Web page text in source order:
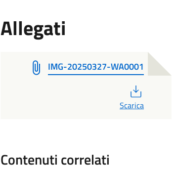
Allegati
IMG-20250327-WA0001
Scarica
Contenuti correlati